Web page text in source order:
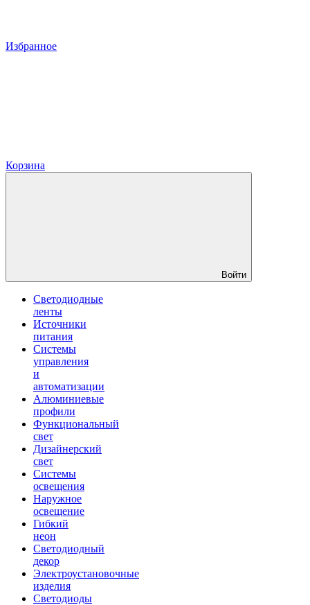
Избранное
Корзина
Войти
Светодиодные
ленты
Источники
питания
Системы
управления
и
автоматизации
Алюминиевые
профили
Функциональный
свет
Дизайнерский
свет
Системы
освещения
Наружное
освещение
Гибкий
неон
Светодиодный
декор
Электроустановочные
изделия
Светодиоды